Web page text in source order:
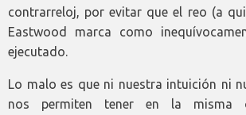
contrarreloj, por evitar que el reo (a
Eastwood marca como
ejecutado.
Lo malo es que ni nuestra intuición ni
nos permiten tener en la misma